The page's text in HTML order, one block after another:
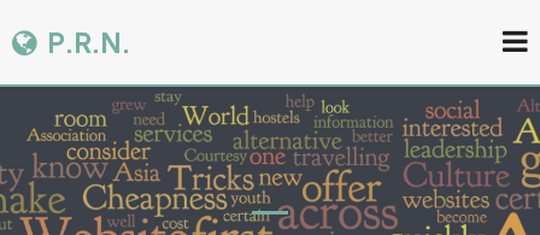
P.R.N.